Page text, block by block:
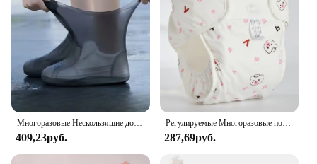
409,23руб.
Регулируемые Многоразовые подгузники, детские моющиеся подгузники, удобная ткань с защитой от протечек на 3-15 кг
287,69руб.